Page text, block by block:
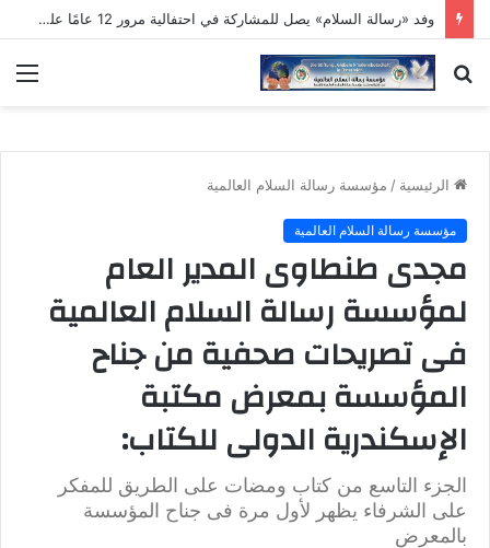
وفد «رسالة السلام» يصل للمشاركة في احتفالية مرور 12 عامًا على تأسيس «مؤسسة القادة»
بحث
الرئيسية / مؤسسة رسالة السلام العالمية
مؤسسة رسالة السلام العالمية
مجدى طنطاوى المدير العام
لمؤسسة رسالة السلام العالمية
فى تصريحات صحفية من جناح
المؤسسة بمعرض مكتبة
الإسكندرية الدولى للكتاب:
الجزء التاسع من كتاب ومضات على الطريق للمفكر
على الشرفاء يظهر لأول مرة فى جناح المؤسسة
بالمعرض